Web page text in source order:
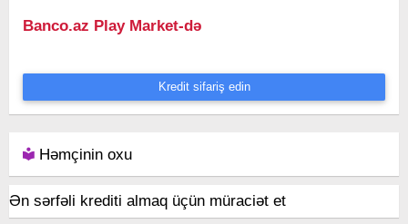
Banco.az Play Market-də
Kredit sifariş edin
Həmçinin oxu
Ən sərfəli krediti almaq üçün müraciət et